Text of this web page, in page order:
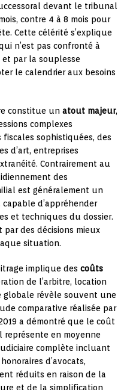
devant le tribunal
contre 4 à 8 mois pour
Cette célérité s’explique
n’est pas confronté à
et par la souplesse
le calendrier aux besoins
constitue un atout majeur,
complexes
sophistiquées, des
d’art, entreprises
Contrairement au
des
est généralement un
d’appréhender
et techniques du dossier.
des décisions mieux
situation.
implique des coûts
de l’arbitre, location
globale révèle souvent une
comparative réalisée par
a démontré que le coût
représente en moyenne
complète incluant
d’avocats,
réduits en raison de la
et de la simplification